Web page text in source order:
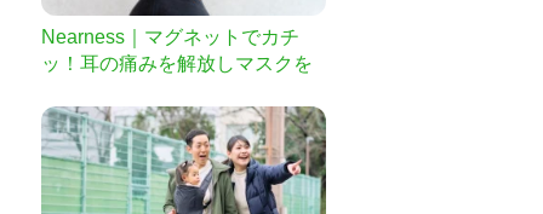
Nearness｜マグネットでカチ
ッ！耳の痛みを解放しマスクを